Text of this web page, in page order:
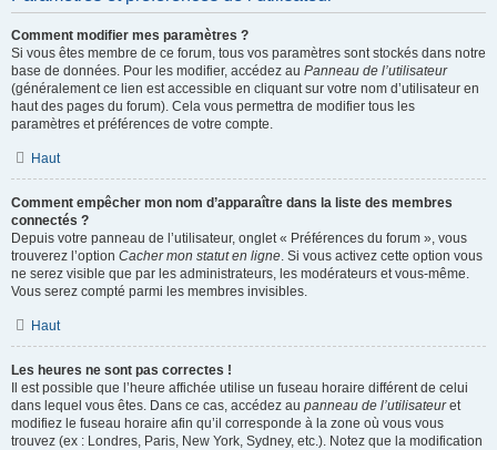
Comment modifier mes paramètres ?
Si vous êtes membre de ce forum, tous vos paramètres sont stockés dans notre
base de données. Pour les modifier, accédez au Panneau de l’utilisateur
(généralement ce lien est accessible en cliquant sur votre nom d’utilisateur en
haut des pages du forum). Cela vous permettra de modifier tous les
paramètres et préférences de votre compte.
Haut
Comment empêcher mon nom d’apparaître dans la liste des membres
connectés ?
Depuis votre panneau de l’utilisateur, onglet « Préférences du forum », vous
trouverez l’option Cacher mon statut en ligne. Si vous activez cette option vous
ne serez visible que par les administrateurs, les modérateurs et vous-même.
Vous serez compté parmi les membres invisibles.
Haut
Les heures ne sont pas correctes !
Il est possible que l’heure affichée utilise un fuseau horaire différent de celui
dans lequel vous êtes. Dans ce cas, accédez au panneau de l’utilisateuret
modifiez le fuseau horaire afin qu’il corresponde à la zone où vous vous
trouvez (ex : Londres, Paris, New York, Sydney, etc.). Notez que la modification